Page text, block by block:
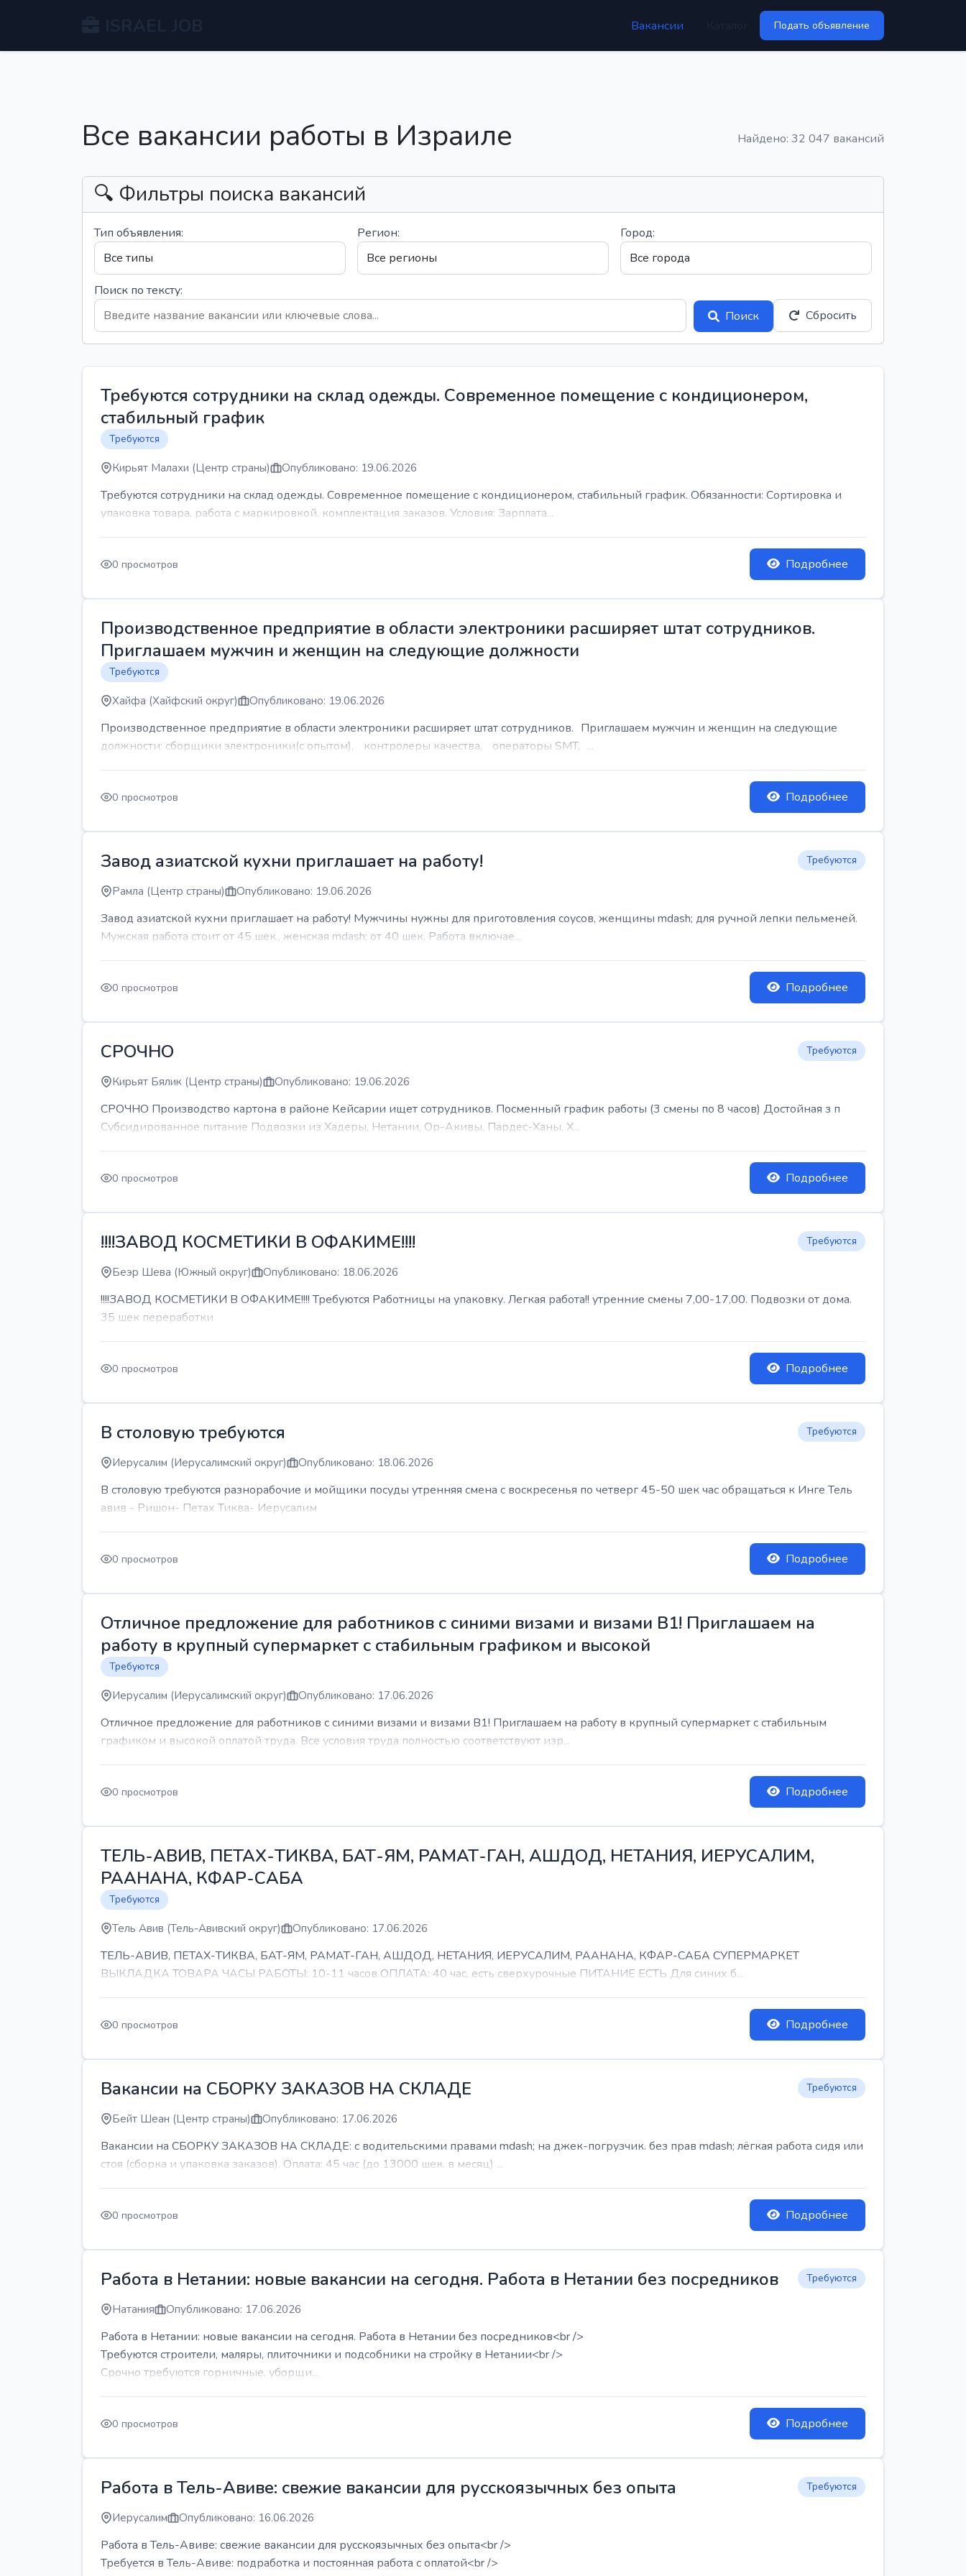
Вакансии Подать объявление
Все вакансии работы в Израиле Найдено: 32 047 вакансий
🔍 Фильтры поиска вакансий
Тип объявления: Регион: Город:
Поиск по тексту:
Поиск
Сбросить
Требуются сотрудники на склад одежды. Современное помещение с кондиционером,
стабильный график
Требуются
Кирьят Малахи (Центр страны) Опубликовано: 19.06.2026
Требуются сотрудники на склад одежды. Современное помещение с кондиционером, стабильный график. Обязанности: Сортировка и
упаковка товара, работа с маркировкой, комплектация заказов. Условия: Зарплата...
0 просмотров Подробнее
Производственное предприятие в области электроники расширяет штат сотрудников.
Приглашаем мужчин и женщин на следующие должности
Требуются
Хайфа (Хайфский округ) Опубликовано: 19.06.2026
Производственное предприятие в области электроники расширяет штат сотрудников. Приглашаем мужчин и женщин на следующие
должности: сборщики электроники(с опытом), контролеры качества, операторы SMT, ...
0 просмотров Подробнее
Завод азиатской кухни приглашает на работу! Требуются
Рамла (Центр страны) Опубликовано: 19.06.2026
Завод азиатской кухни приглашает на работу! Мужчины нужны для приготовления соусов, женщины mdash; для ручной лепки пельменей.
Мужская работа стоит от 45 шек., женская mdash; от 40 шек. Работа включае...
0 просмотров Подробнее
СРОЧНО Требуются
Кирьят Бялик (Центр страны) Опубликовано: 19.06.2026
СРОЧНО Производство картона в районе Кейсарии ищет сотрудников. Посменный график работы (3 смены по 8 часов) Достойная з п
Субсидированное питание Подвозки из Хадеры, Нетании, Ор-Акивы, Пардес-Ханы, Х...
0 просмотров Подробнее
!!!!ЗАВОД КОСМЕТИКИ В ОФАКИМЕ!!!! Требуются
Беэр Шева (Южный округ) Опубликовано: 18.06.2026
!!!!ЗАВОД КОСМЕТИКИ В ОФАКИМЕ!!!! Требуются Работницы на упаковку. Легкая работа!! утренние смены 7,00-17,00. Подвозки от дома.
35 шек переработки
0 просмотров Подробнее
В столовую требуются Требуются
Иерусалим (Иерусалимский округ) Опубликовано: 18.06.2026
В столовую требуются разнорабочие и мойщики посуды утренняя смена с воскресенья по четверг 45-50 шек час обращаться к Инге Тель
авив - Ришон- Петах Тиква- Иерусалим
0 просмотров Подробнее
Отличное предложение для работников с синими визами и визами B1! Приглашаем на
работу в крупный супермаркет с стабильным графиком и высокой
Требуются
Иерусалим (Иерусалимский округ) Опубликовано: 17.06.2026
Отличное предложение для работников с синими визами и визами B1! Приглашаем на работу в крупный супермаркет с стабильным
графиком и высокой оплатой труда. Все условия труда полностью соответствуют изр...
0 просмотров Подробнее
ТЕЛЬ-АВИВ, ПЕТАХ-ТИКВА, БАТ-ЯМ, РАМАТ-ГАН, АШДОД, НЕТАНИЯ, ИЕРУСАЛИМ,
РААНАНА, КФАР-САБА
Требуются
Тель Авив (Тель-Авивский округ) Опубликовано: 17.06.2026
ТЕЛЬ-АВИВ, ПЕТАХ-ТИКВА, БАТ-ЯМ, РАМАТ-ГАН, АШДОД, НЕТАНИЯ, ИЕРУСАЛИМ, РААНАНА, КФАР-САБА СУПЕРМАРКЕТ
ВЫКЛАДКА ТОВАРА ЧАСЫ РАБОТЫ: 10-11 часов ОПЛАТА: 40 час, есть сверхурочные ПИТАНИЕ ЕСТЬ Для синих б...
0 просмотров Подробнее
Вакансии на СБОРКУ ЗАКАЗОВ НА СКЛАДЕ Требуются
Бейт Шеан (Центр страны) Опубликовано: 17.06.2026
Вакансии на СБОРКУ ЗАКАЗОВ НА СКЛАДЕ: с водительскими правами mdash; на джек-погрузчик. без прав mdash; лёгкая работа сидя или
стоя (сборка и упаковка заказов). Оплата: 45 час (до 13000 шек. в месяц) ...
0 просмотров Подробнее
Работа в Нетании: новые вакансии на сегодня. Работа в Нетании без посредников Требуются
Натания Опубликовано: 17.06.2026
Работа в Нетании: новые вакансии на сегодня. Работа в Нетании без посредников<br />
Требуются строители, маляры, плиточники и подсобники на стройку в Нетании<br />
Срочно требуются горничные, уборщи...
0 просмотров Подробнее
Работа в Тель-Авиве: свежие вакансии для русскоязычных без опыта Требуются
Иерусалим Опубликовано: 16.06.2026
Работа в Тель-Авиве: свежие вакансии для русскоязычных без опыта<br />
Требуется в Тель-Авиве: подработка и постоянная работа с оплатой<br />